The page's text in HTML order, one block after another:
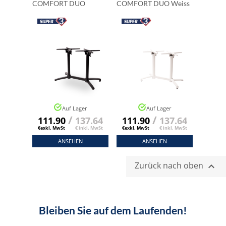
COMFORT DUO
Auf Lager
111.90
€exkl. MwSt
/ 137.64
€ inkl. MwSt
ANSEHEN
COMFORT DUO Weiss
Auf Lager
111.90
€exkl. MwSt
/ 137.64
€ inkl. MwSt
ANSEHEN
Zurück nach oben 
Bleiben Sie auf dem Laufenden!